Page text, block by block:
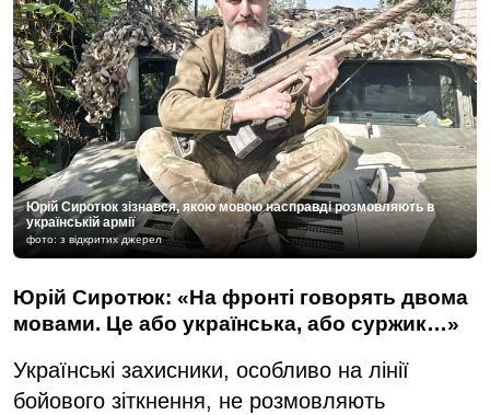
Юрій Сиротюк зізнався, якою мовою насправді розмовляють в
українській армії
фото: з відкритих джерел
Юрій Сиротюк: «На фронті говорять двома
мовами. Це або українська, або суржик…»
Українські захисники, особливо на лінії
бойового зіткнення, не розмовляють